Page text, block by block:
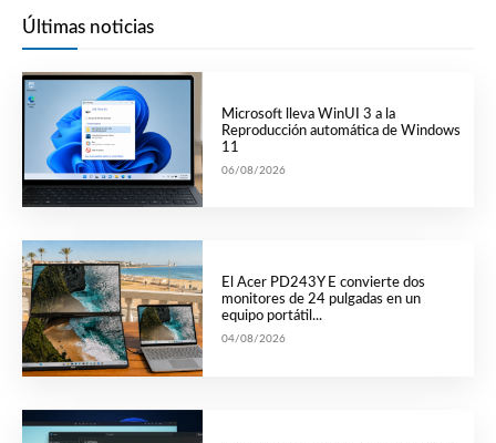
Últimas noticias
Microsoft lleva WinUI 3 a la
Reproducción automática de Windows
11
06/08/2026
El Acer PD243Y E convierte dos
monitores de 24 pulgadas en un
equipo portátil...
04/08/2026